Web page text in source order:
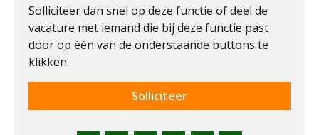
Solliciteer dan snel op deze functie of deel de
vacature met iemand die bij deze functie past
door op één van de onderstaande buttons te
klikken.
Solliciteer